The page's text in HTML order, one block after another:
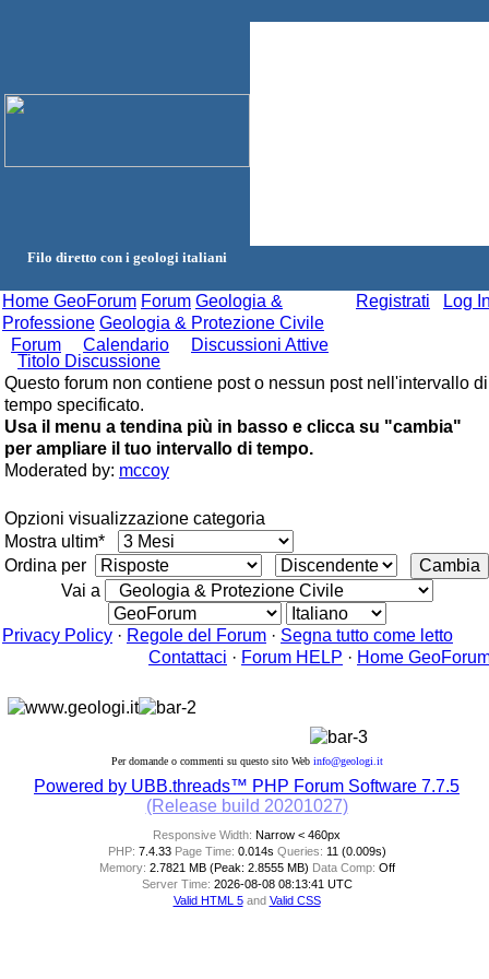
Filo diretto con i geologi italiani
Registrati Log
Home GeoForum Forum Geologia &
Professione Geologia & Protezione Civile
Forum
Calendario
Discussioni Attive
Titolo Discussione
Questo forum non contiene post o nessun post nell'intervallo di
tempo specificato.
Usa il menu a tendina più in basso e clicca su "cambia"
per ampliare il tuo intervallo di tempo.
Moderated by: mccoy
Opzioni visualizzazione categoria
Mostra ultim*
Ordina per
Vai a
Privacy Policy · Regole del Forum · Segna tutto come letto
Contattaci · Forum HELP · Home
Per domande o commenti su questo sito Web info@geologi.it
Powered by UBB.threads™ PHP Forum Software 7.7.5
(Release build 20201027)
Responsive Width:
PHP: 7.4.33 Page Time: 0.014s Queries: 11 (0.009s)
Memory: 2.7821 MB (Peak: 2.8555 MB) Data Comp: Off
Server Time: 2026-08-08 08:13:41 UTC
Valid HTML 5 and Valid CSS